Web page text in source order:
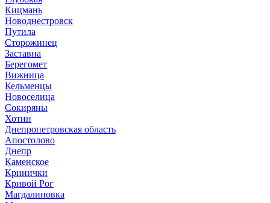
Кицмань
Новоднестровск
Путила
Сторожинец
Заставна
Берегомет
Вижница
Кельменцы
Новоселица
Сокиряны
Хотин
Днепропетровская область
Апостолово
Днепр
Каменское
Кринички
Кривой Рог
Магдалиновка